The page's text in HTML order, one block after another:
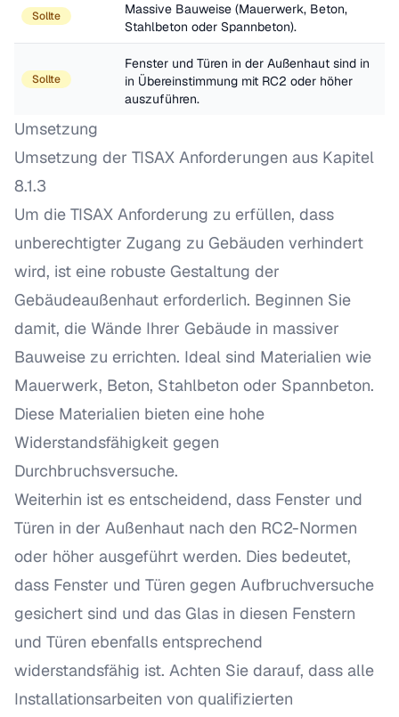
Sollte
Massive Bauweise (Mauerwerk, Beton,
Stahlbeton oder Spannbeton).
Sollte
Fenster und Türen in der Außenhaut sind in
in Übereinstimmung mit RC2 oder höher
auszuführen.
Umsetzung
Umsetzung der TISAX Anforderungen aus Kapitel
8.1.3
Um die TISAX Anforderung zu erfüllen, dass
unberechtigter Zugang zu Gebäuden verhindert
wird, ist eine robuste Gestaltung der
Gebäudeaußenhaut erforderlich. Beginnen Sie
damit, die Wände Ihrer Gebäude in massiver
Bauweise zu errichten. Ideal sind Materialien wie
Mauerwerk, Beton, Stahlbeton oder Spannbeton.
Diese Materialien bieten eine hohe
Widerstandsfähigkeit gegen
Durchbruchsversuche.
Weiterhin ist es entscheidend, dass Fenster und
Türen in der Außenhaut nach den RC2-Normen
oder höher ausgeführt werden. Dies bedeutet,
dass Fenster und Türen gegen Aufbruchversuche
gesichert sind und das Glas in diesen Fenstern
und Türen ebenfalls entsprechend
widerstandsfähig ist. Achten Sie darauf, dass alle
Installationsarbeiten von qualifizierten